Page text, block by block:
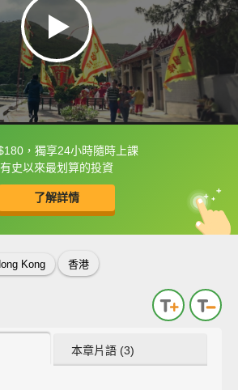
，獨享24小時隨時上課
有史以來最划算的投資
了解詳情
下字幕可以直接查字典喔！
句 中
英
Kong 香港
本章片語 (3)